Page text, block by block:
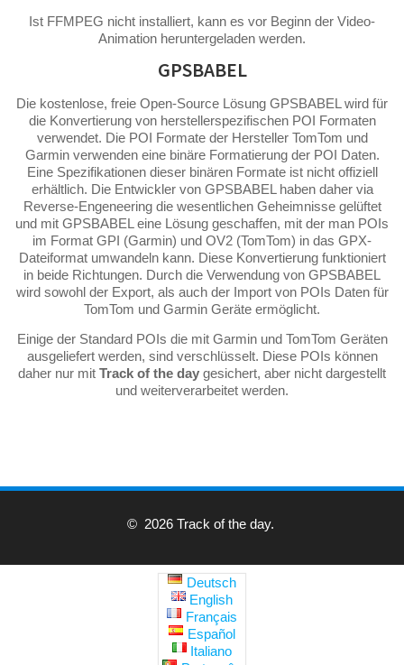
Ist FFMPEG nicht installiert, kann es vor Beginn der Video-
Animation heruntergeladen werden.
GPSBABEL
Die kostenlose, freie Open-Source Lösung GPSBABEL wird für
die Konvertierung von herstellerspezifischen POI Formaten
verwendet. Die POI Formate der Hersteller TomTom und
Garmin verwenden eine binäre Formatierung der POI Daten.
Eine Spezifikationen dieser binären Formate ist nicht offiziell
erhältlich. Die Entwickler von GPSBABEL haben daher via
Reverse-Engeneering die wesentlichen Geheimnisse gelüftet
und mit GPSBABEL eine Lösung geschaffen, mit der man POIs
im Format GPI (Garmin) und OV2 (TomTom) in das GPX-
Dateiformat umwandeln kann. Diese Konvertierung funktioniert
in beide Richtungen. Durch die Verwendung von GPSBABEL
wird sowohl der Export, als auch der Import von POIs Daten für
TomTom und Garmin Geräte ermöglicht.
Einige der Standard POIs die mit Garmin und TomTom Geräten
ausgeliefert werden, sind verschlüsselt. Diese POIs können
daher nur mit Track of the day gesichert, aber nicht dargestellt
und weiterverarbeitet werden.
© 2026 Track of the day.
Deutsch
English
Français
Español
Italiano